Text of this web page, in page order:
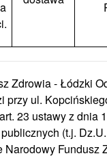
Zdrowia - Łódzki
przy ul.
23 ustawy z dnia
(t.j.
Narodowy Fundusz